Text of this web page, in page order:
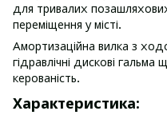
для тривалих
переміщення у місті.
Амортизаційна вилка з
гідравлічні дискові
керованість.
Характеристика: